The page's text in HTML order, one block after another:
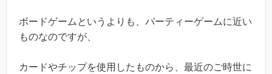
ボードゲームというよりも、パーティーゲームに近い
ものなのですが、
カードやチップを使用したものから、最近のご時世に